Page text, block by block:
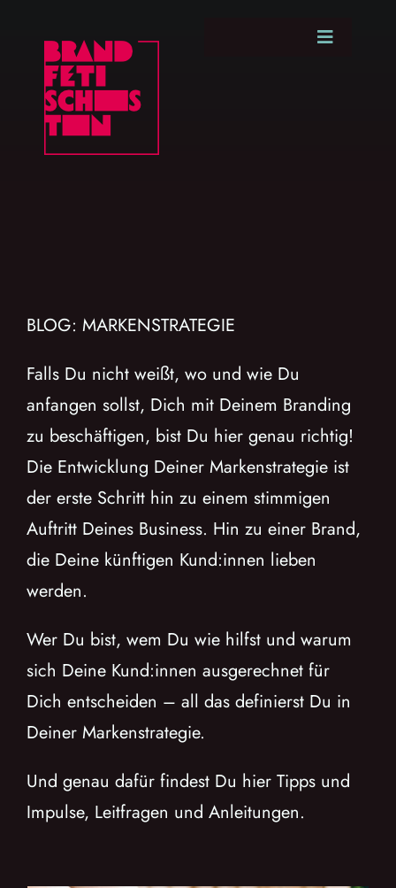
springen
Toggle
KENNENLERN-
BLOG: MARKENSTRATEGIE
Falls Du nicht weißt, wo und wie Du
anfangen sollst, Dich mit Deinem Branding
zu beschäftigen, bist Du hier genau richtig!
Die Entwicklung Deiner Markenstrategie ist
der erste Schritt hin zu einem stimmigen
Auftritt Deines Business. Hin zu einer Brand,
die Deine künftigen Kund:innen lieben
werden.
Wer Du bist, wem Du wie hilfst und warum
sich Deine Kund:innen ausgerechnet für
Dich entscheiden – all das definierst Du in
Deiner Markenstrategie.
Und genau dafür findest Du hier Tipps und
Impulse, Leitfragen und Anleitungen.